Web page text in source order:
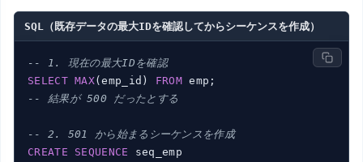
SQL（既存データの最大IDを確認してからシーケンスを作成）
-- 1. 現在の最大IDを確認
SELECT MAX(emp_id) FROM
-- 結果が 500 だったとする
-- 2. 501 から始まるシーケンスを作成
CREATE
SEQUENCE
seq_emp